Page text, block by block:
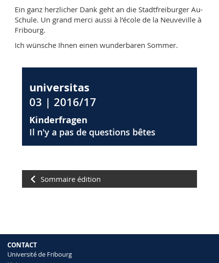
Ein ganz herzlicher Dank geht an die Stadtfreiburger Au-
Schule. Un grand merci aussi à l’école de la Neuveville à
Fribourg.
Ich wünsche Ihnen einen wunderbaren Sommer.
universitas
03 | 2016/17
Kinderfragen
Il n'y a pas de questions bêtes
Sommaire édition
CONTACT
Université de Fribourg